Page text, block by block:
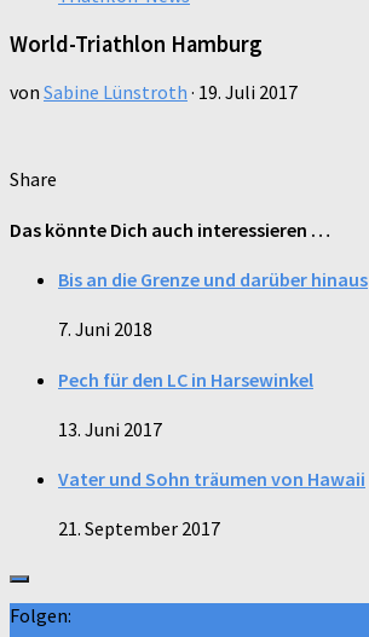
World-Triathlon Hamburg
von Sabine Lünstroth · 19. Juli 2017
Share
Das könnte Dich auch interessieren …
Bis an die Grenze und darüber hinaus
7. Juni 2018
Pech für den LC in Harsewinkel
13. Juni 2017
Vater und Sohn träumen von Hawaii
21. September 2017
Folgen: